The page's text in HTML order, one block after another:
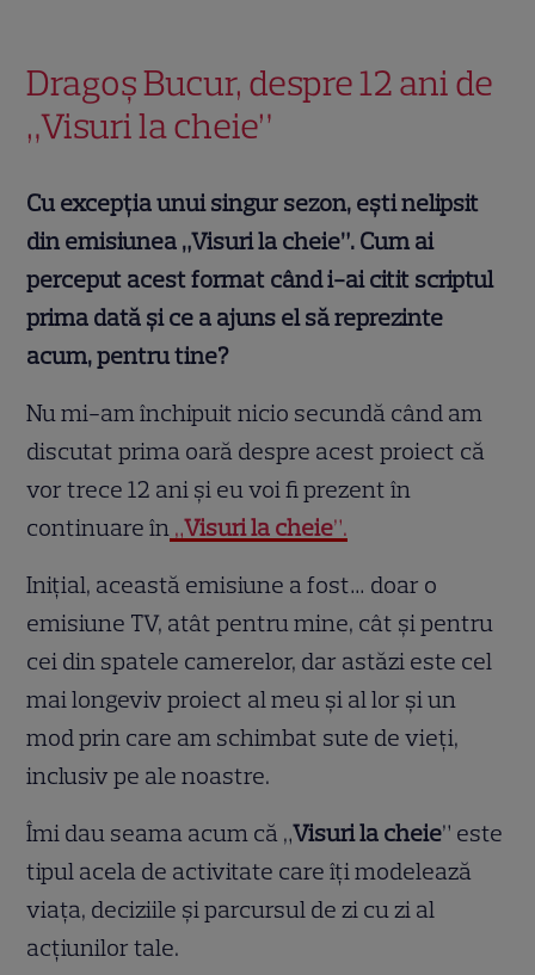
Dragoș Bucur, despre 12 ani de
„Visuri la cheie”
Cu excepția unui singur sezon, ești nelipsit
din emisiunea „Visuri la cheie”. Cum ai
perceput acest format când i-ai citit scriptul
prima dată și ce a ajuns el să reprezinte
acum, pentru tine?
Nu mi-am închipuit nicio secundă când am
discutat prima oară despre acest proiect că
vor trece 12 ani și eu voi fi prezent în
continuare în „Visuri la cheie”.
Inițial, această emisiune a fost… doar o
emisiune TV, atât pentru mine, cât și pentru
cei din spatele camerelor, dar astăzi este cel
mai longeviv proiect al meu și al lor și un
mod prin care am schimbat sute de vieți,
inclusiv pe ale noastre.
Îmi dau seama acum că „Visuri la cheie” este
tipul acela de activitate care îți modelează
viața, deciziile și parcursul de zi cu zi al
acțiunilor tale.